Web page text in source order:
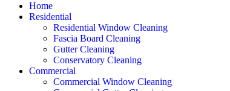
Home
Residential
Residential Window Cleaning
Fascia Board Cleaning
Gutter Cleaning
Conservatory Cleaning
Commercial
Commercial Window Cleaning